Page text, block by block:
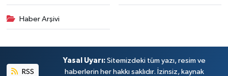
Haber Arşivi
RSS
Yasal Uyarı: Sitemizdeki tüm yazı, resim ve
haberlerin her hakkı saklıdır. İzinsiz, kaynak